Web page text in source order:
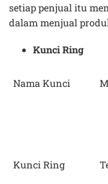
setiap penjual itu
dalam menjual
Kunci Ring
Nama Kunci
Kunci Ring